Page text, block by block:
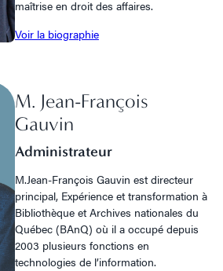
maîtrise en droit des affaires.
Voir la biographie
M. Jean-François
Gauvin
Administrateur
M.Jean-François Gauvin est directeur
principal, Expérience et transformation à
Bibliothèque et Archives nationales du
Québec (BAnQ) où il a occupé depuis
2003 plusieurs fonctions en
technologies de l’information.